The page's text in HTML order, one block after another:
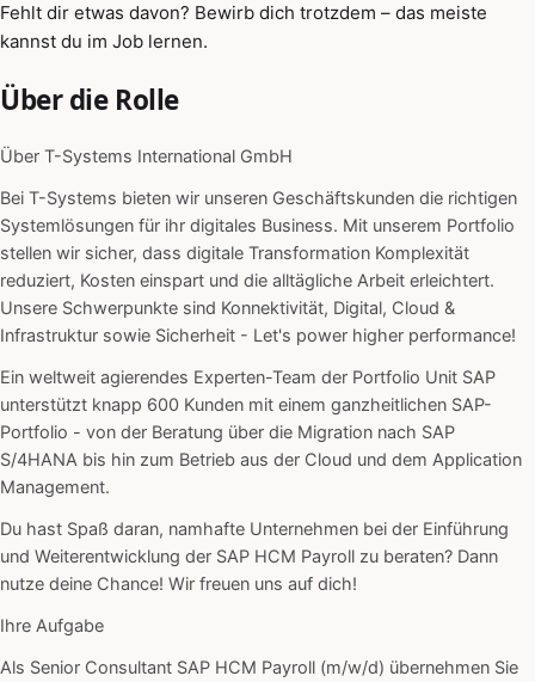
Fehlt dir etwas davon? Bewirb dich trotzdem – das meiste
kannst du im Job lernen.
Über die Rolle
Über T-Systems International GmbH
Bei T-Systems bieten wir unseren Geschäftskunden die richtigen
Systemlösungen für ihr digitales Business. Mit unserem Portfolio
stellen wir sicher, dass digitale Transformation Komplexität
reduziert, Kosten einspart und die alltägliche Arbeit erleichtert.
Unsere Schwerpunkte sind Konnektivität, Digital, Cloud &
Infrastruktur sowie Sicherheit - Let's power higher performance!
Ein weltweit agierendes Experten-Team der Portfolio Unit SAP
unterstützt knapp 600 Kunden mit einem ganzheitlichen SAP-
Portfolio - von der Beratung über die Migration nach SAP
S/4HANA bis hin zum Betrieb aus der Cloud und dem Application
Management.
Du hast Spaß daran, namhafte Unternehmen bei der Einführung
und Weiterentwicklung der SAP HCM Payroll zu beraten? Dann
nutze deine Chance! Wir freuen uns auf dich!
Ihre Aufgabe
Als Senior Consultant SAP HCM Payroll (m/w/d) übernehmen Sie